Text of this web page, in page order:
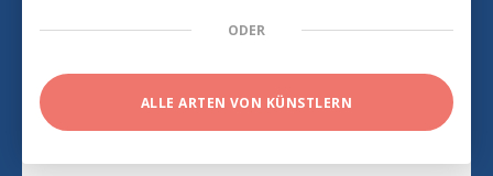
ODER
ALLE ARTEN VON KÜNSTLERN